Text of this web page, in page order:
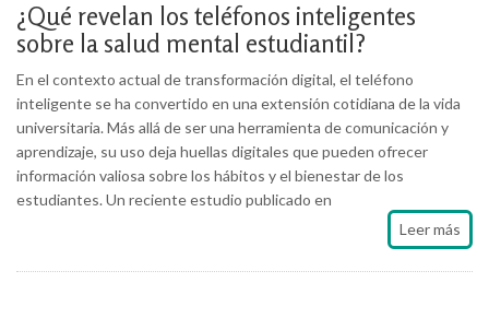
¿Qué revelan los teléfonos inteligentes
sobre la salud mental estudiantil?
En el contexto actual de transformación digital, el teléfono
inteligente se ha convertido en una extensión cotidiana de la vida
universitaria. Más allá de ser una herramienta de comunicación y
aprendizaje, su uso deja huellas digitales que pueden ofrecer
información valiosa sobre los hábitos y el bienestar de los
estudiantes. Un reciente estudio publicado en
Leer más